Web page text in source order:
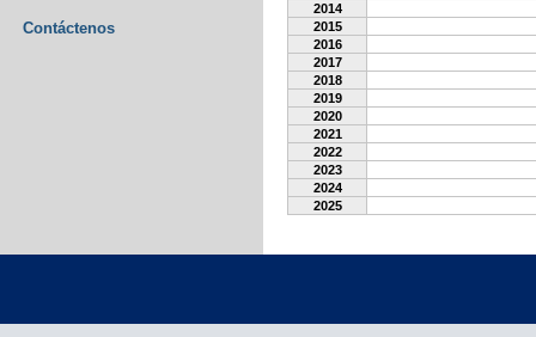
Contáctenos
2014
2015
2016
2017
2018
2019
2020
2021
2022
2023
2024
2025